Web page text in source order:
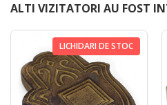
ALTI VIZITATORI AU FOST
LICHIDARI DE STOC